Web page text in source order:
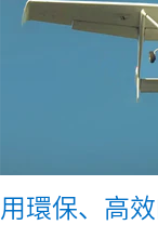
用環保、高